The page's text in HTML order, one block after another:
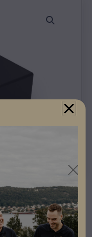
priser och kunna